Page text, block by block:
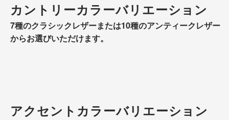
カントリーカラーバリエーション
7種のクラシックレザーまたは10種のアンティークレザー
からお選びいただけます。
アクセントカラーバリエーション